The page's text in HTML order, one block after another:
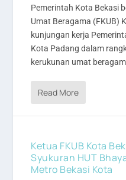
Pemerintah Kota Bekasi
Umat Beragama (FKUB)
kunjungan kerja
Kota Padang dalam
kerukunan umat
Read More
Ketua FKUB Kota
Syukuran HUT
Metro Bekasi Kota